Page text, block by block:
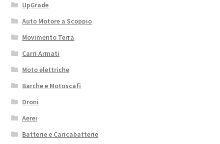
UpGrade
Auto Motore a Scoppio
Movimento Terra
Carri Armati
Moto elettriche
Barche e Motoscafi
Droni
Aerei
Batterie e Caricabatterie